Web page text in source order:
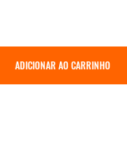
ADICIONAR AO CARRINHO